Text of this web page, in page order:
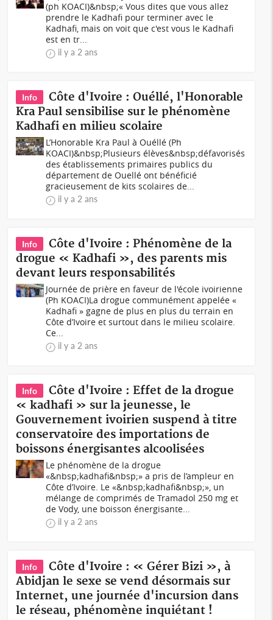
(ph KOACI)&nbsp;« Vous dites que vous allez
prendre le Kadhafi pour terminer avec le
Kadhafi, mais on voit que c'est vous le Kadhafi
est en tr...
il y a 2 ans
Info
Côte d'Ivoire : Ouéllé, l'Honorable
Kra Paul sensibilise sur le phénomène
Kadhafi en milieu scolaire
L’Honorable Kra Paul à Ouéllé (Ph
KOACI)&nbsp;Plusieurs élèves&nbsp;défavorisés
des établissements primaires publics du
département de Ouellé ont bénéficié
gracieusement de kits scolaires de...
il y a 2 ans
Info
Côte d'Ivoire : Phénomène de la
drogue « Kadhafi », des parents mis
devant leurs responsabilités
Journée de prière en faveur de l'école ivoirienne
(Ph KOACI)La drogue communément appelée «
Kadhafi » gagne de plus en plus du terrain en
Côte d’Ivoire et surtout dans le milieu scolaire.
Ce...
il y a 2 ans
Info
Côte d'Ivoire : Effet de la drogue
« kadhafi » sur la jeunesse, le
Gouvernement ivoirien suspend à titre
conservatoire des importations de
boissons énergisantes alcoolisées
Le phénomène de la drogue
«&nbsp;kadhafi&nbsp;» a pris de l’ampleur en
Côte d’Ivoire. Le «&nbsp;kadhafi&nbsp;», un
mélange de comprimés de Tramadol 250 mg et
de Vody, une boisson énergisante...
il y a 2 ans
Info
Côte d'Ivoire : « Gérer Bizi », à
Abidjan le sexe se vend désormais sur
Internet, une journée d'incursion dans
le réseau, phénomène inquiétant !